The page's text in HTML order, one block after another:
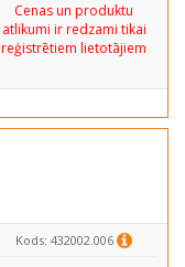
Cenas un produktu
atlikumi ir redzami tikai
reģistrētiem lietotājiem
Kods: 432002.006